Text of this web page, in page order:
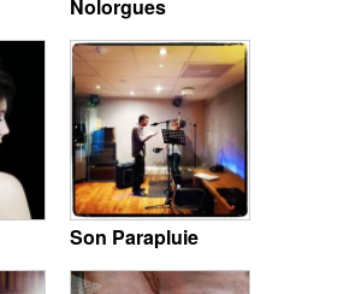
Nolorgues
Son Parapluie